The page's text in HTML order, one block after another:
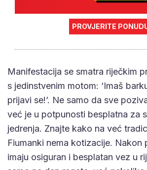
PROVJERITE
Manifestacija se smatra riječkim
s jedinstvenim motom: ‘Imaš
prijavi se!’. Ne samo da sve
već je u potpunosti besplatna za
jedrenja. Znajte kako na već
Fiumanki nema kotizacije. Nakon
imaju osiguran i besplatan vez u